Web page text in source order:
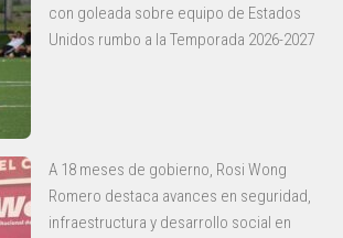
con goleada sobre equipo de Estados
Unidos rumbo a la Temporada 2026-2027
A 18 meses de gobierno, Rosi Wong
Romero destaca avances en seguridad,
infraestructura y desarrollo social en